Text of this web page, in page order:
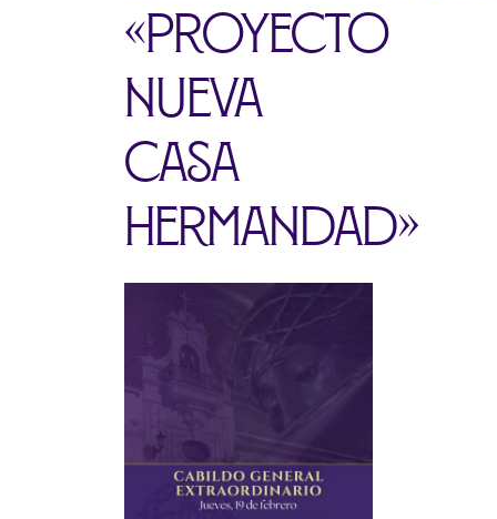
«Proyecto
nueva
casa
Hermandad»